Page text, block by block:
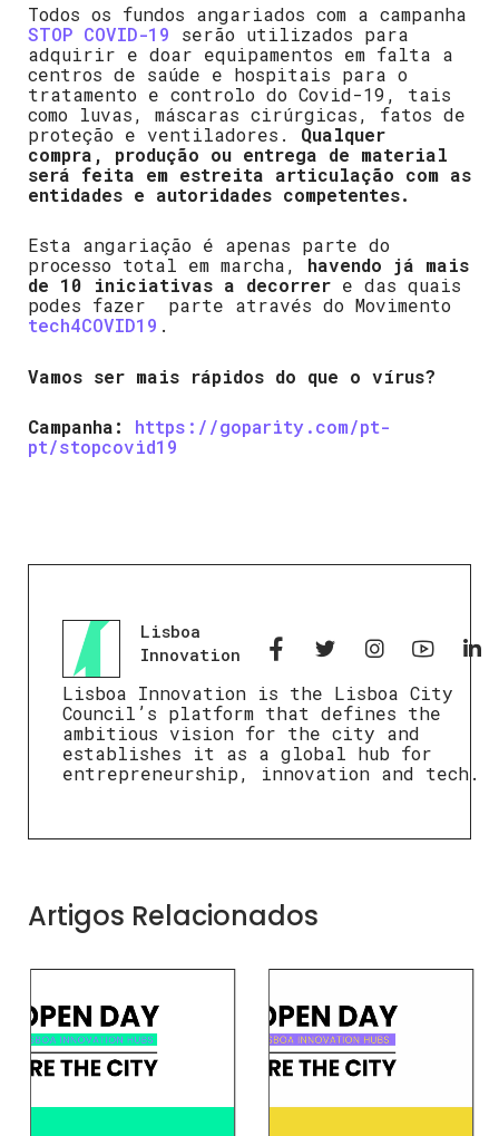
Todos os fundos angariados com a campanha
STOP COVID-19 serão utilizados para
adquirir e doar equipamentos em falta a
centros de saúde e hospitais para o
tratamento e controlo do Covid-19, tais
como luvas, máscaras cirúrgicas, fatos de
proteção e ventiladores. Qualquer
compra, produção ou entrega de material
será feita em estreita articulação com as
entidades e autoridades competentes.
Esta angariação é apenas parte do
processo total em marcha, havendo já mais
de 10 iniciativas a decorrer e das quais
podes fazer parte através do Movimento
tech4COVID19 .
Vamos ser mais rápidos do que o vírus?
Campanha:
https://goparity.com/pt-
pt/stopcovid19
Lisboa
Innovation
Lisboa Innovation is the Lisboa City
Council’s platform that defines the
ambitious vision for the city and
establishes it as a global hub for
entrepreneurship, innovation and tech.
Artigos Relacionados